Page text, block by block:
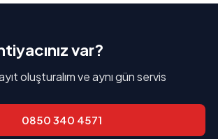
var?
oluşturalım ve aynı gün servis
0850 340 4571